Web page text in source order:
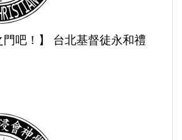
門吧！】 台北基督徒永和禮